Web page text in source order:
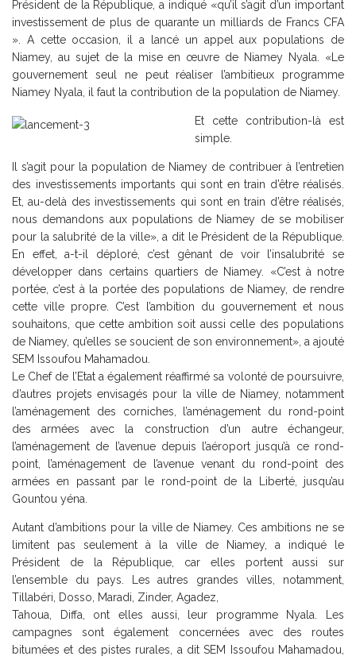
Président de la République, a indiqué «qu’il s’agit d’un important
investissement de plus de quarante un milliards de Francs CFA
». A cette occasion, il a lancé un appel aux populations de
Niamey, au sujet de la mise en œuvre de Niamey Nyala. «Le
gouvernement seul ne peut réaliser l’ambitieux programme
Niamey Nyala, il faut la contribution de la population de Niamey.
Et cette contribution-là est
simple.
Il s’agit pour la population de Niamey de contribuer à l’entretien
des investissements importants qui sont en train d’être réalisés.
Et, au-delà des investissements qui sont en train d’être réalisés,
nous demandons aux populations de Niamey de se mobiliser
pour la salubrité de la ville», a dit le Président de la République.
En effet, a-t-il déploré, c’est gênant de voir l’insalubrité se
développer dans certains quartiers de Niamey. «C’est à notre
portée, c’est à la portée des populations de Niamey, de rendre
cette ville propre. C’est l’ambition du gouvernement et nous
souhaitons, que cette ambition soit aussi celle des populations
de Niamey, qu’elles se soucient de son environnement», a ajouté
SEM Issoufou Mahamadou.
Le Chef de l’Etat a également réaffirmé sa volonté de poursuivre,
d’autres projets envisagés pour la ville de Niamey, notamment
l’aménagement des corniches, l’aménagement du rond-point
des armées avec la construction d’un autre échangeur,
l’aménagement de l’avenue depuis l’aéroport jusqu’à ce rond-
point, l’aménagement de l’avenue venant du rond-point des
armées en passant par le rond-point de la Liberté, jusqu’au
Gountou yéna.
Autant d’ambitions pour la ville de Niamey. Ces ambitions ne se
limitent pas seulement à la ville de Niamey, a indiqué le
Président de la République, car elles portent aussi sur
l’ensemble du pays. Les autres grandes villes, notamment,
Tillabéri, Dosso, Maradi, Zinder, Agadez,
Tahoua, Diffa, ont elles aussi, leur programme Nyala. Les
campagnes sont également concernées avec des routes
bitumées et des pistes rurales, a dit SEM Issoufou Mahamadou,